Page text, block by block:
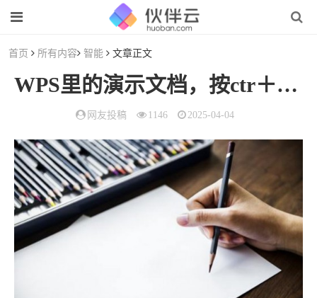
首页 所有内容 智能 文章正文
WPS里的演示文档，按ctr＋z总是弹出
网友投稿 1146 2025-04-04